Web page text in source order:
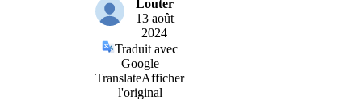
Louter
13 août
2024
Traduit avec
Google
TranslateAfficher
l'original